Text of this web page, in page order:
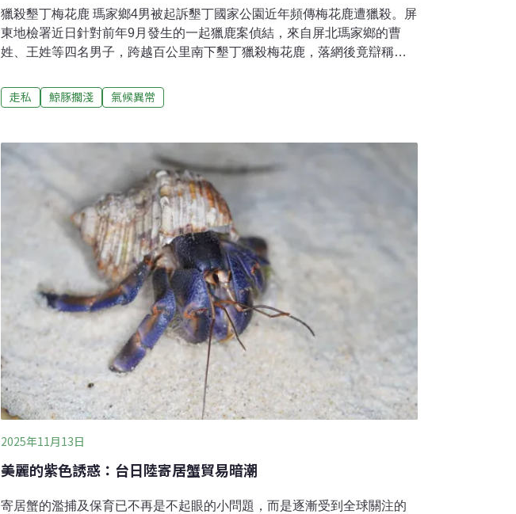
獵殺墾丁梅花鹿 瑪家鄉4男被起訴墾丁國家公園近年頻傳梅花鹿遭獵殺。屏
東地檢署近日針對前年9月發生的一起獵鹿案偵結，來自屏北瑪家鄉的曹
姓、王姓等四名男子，跨越百公里南下墾丁獵殺梅花鹿，落網後竟辯稱是
公園法不適用野生動物保育法之免責規定，正式將四人提起公訴。（自由
時報報導）史上最大宗鸚鵡蛋走私案因「未遂」不罰 林保署啟動《野保
產製品，須經申請同意才可以輸出入，但海委會海巡署在2024至2025年間
查獲史上最大宗鸚鵡蛋走私案件，卻因犯嫌在運輸途中遭查獲，現行《野
保法》未針對「走私未遂」明文訂定罰則，檢察官只能依法作成不起訴處
分。海委會5日表示，已透過「行政院查緝走私偷渡聯繫會報」平台，協調
農業部將保育類野生動物走私未遂行為納入《野保法》修法，亡羊補牢。
（農傳媒報導）
走私 鯨豚擱淺 氣候異常
2025年11月13日
美麗的紫色誘惑：台日陸寄居蟹貿易暗潮
寄居蟹的濫捕及保育已不再是不起眼的小問題，而是逐漸受到全球關注的